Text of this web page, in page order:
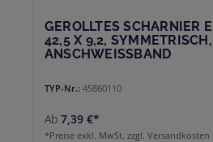
GEROLLTES SCHARNIER
42,5 X 9,2, SYMMETRISCH,
ANSCHWEISSBAND
TYP-Nr.: 45860110
Ab 7,39 €*
*Preise exkl. MwSt. zzgl. Versandkosten